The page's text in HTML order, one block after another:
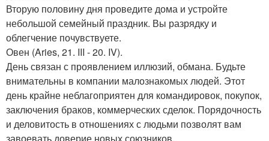
Вторую половину дня проведите дома и устройте
небольшой семейный праздник. Вы разрядку и
облегчение почувствуете.
Овен (Aries, 21. III - 20. IV).
День связан с проявлением иллюзий, обмана. Будьте
внимательны в компании малознакомых людей. Этот
день крайне неблагоприятен для командировок, покупок,
заключения браков, коммерческих сделок. Порядочность
и деловитость в отношениях с людьми позволят вам